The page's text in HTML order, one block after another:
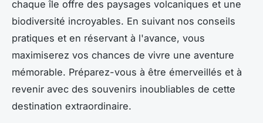
chaque île offre des paysages volcaniques et une
biodiversité incroyables. En suivant nos conseils
pratiques et en réservant à l'avance, vous
maximiserez vos chances de vivre une aventure
mémorable. Préparez-vous à être émerveillés et à
revenir avec des souvenirs inoubliables de cette
destination extraordinaire.